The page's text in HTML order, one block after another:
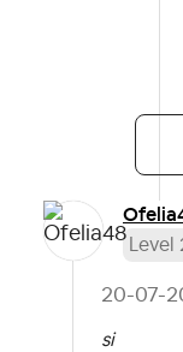
Level
‎20-07-
si